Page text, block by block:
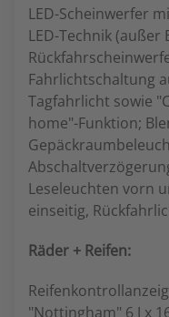
LED-Scheinwerfer
LED-Technik
Fahrlichtschaltung
Tagfahrlicht sowie
home"-Funktion;
Leseleuchten vorn
einseitig,
Räder + Reifen:
"Nottingham" 6 J x